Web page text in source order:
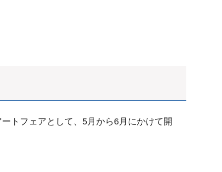
トフェアとして、5月から6月にかけて開